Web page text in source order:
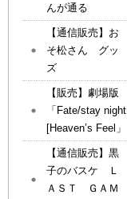
んが通る
【通信販売】お
そ松さん グッ
ズ
【販売】劇場版
「Fate/stay night
[Heaven’s Feel」
【通信販売】黒
子のバスケ Ｌ
ＡＳＴ ＧＡＭ